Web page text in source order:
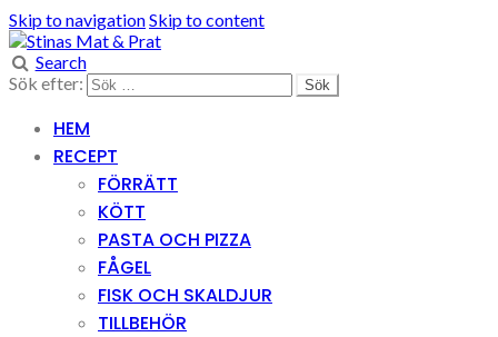
Skip to navigationSkip to content
Search
Sök efter:
HEM
RECEPT
FÖRRÄTT
KÖTT
PASTA OCH PIZZA
FÅGEL
FISK OCH SKALDJUR
TILLBEHÖR